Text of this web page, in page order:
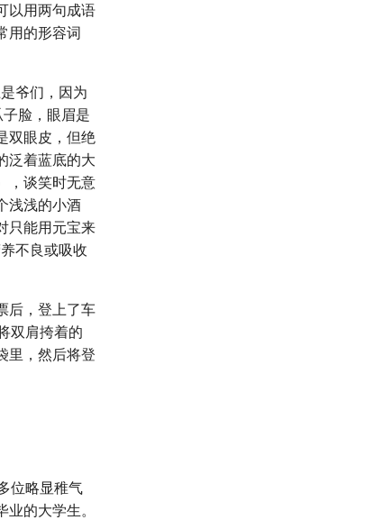
以用两句成语
用的形容词
爷们，因为
脸，眼眉是
双眼皮，但绝
泛着蓝底的大
，谈笑时无意
浅浅的小酒
只能用元宝来
不良或吸收
后，登上了车
双肩挎着的
里，然后将登
位略显稚气
的大学生。